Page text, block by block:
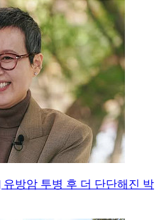
방암 투병 후 더 단단해진 박